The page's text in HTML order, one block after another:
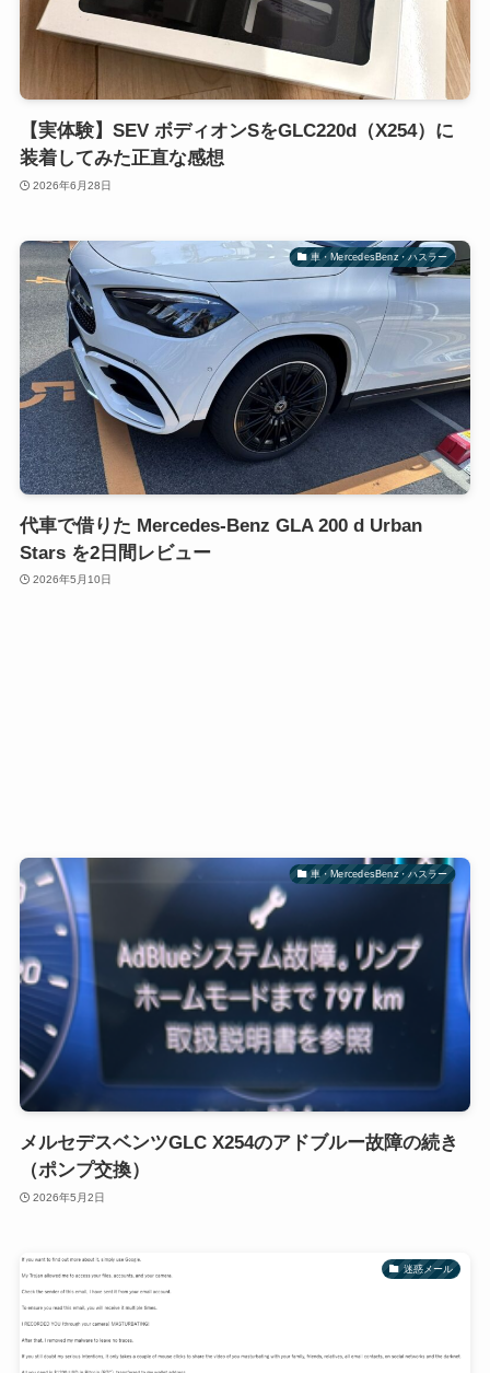
【実体験】SEV ボディオンSをGLC220d（X254）に
装着してみた正直な感想
2026年6月28日
車・MercedesBenz・ハスラー
代車で借りた Mercedes-Benz GLA 200 d Urban
Stars を2日間レビュー
2026年5月10日
車・MercedesBenz・ハスラー
メルセデスベンツGLC X254のアドブルー故障の続き
（ポンプ交換）
2026年5月2日
迷惑メール